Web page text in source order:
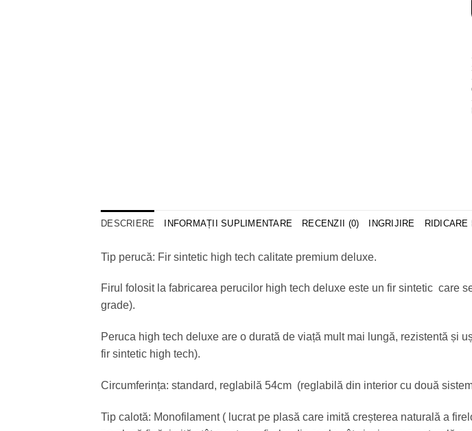
DESCRIERE INFORMAȚII SUPLIMENTARE RECENZII (0) INGRIJIRE RIDICARE
Tip perucă: Fir sintetic high tech calitate premium deluxe.
Firul folosit la fabricarea perucilor high tech deluxe este un fir sintetic care
grade).
Peruca high tech deluxe are o durată de viață mult mai lungă, rezistentă și
fir sintetic high tech).
Circumferința: standard, reglabilă 54cm (reglabilă din interior cu două
Tip calotă: Monofilament ( lucrat pe plasă care imită creșterea naturală a